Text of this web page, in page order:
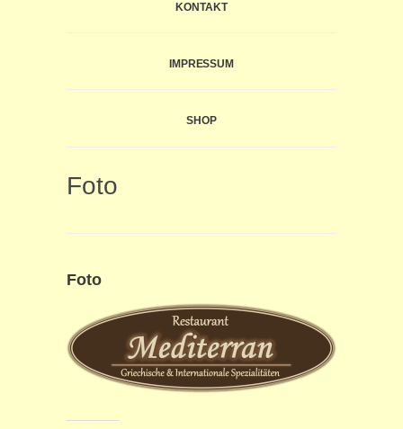
KONTAKT
IMPRESSUM
SHOP
Foto
Foto